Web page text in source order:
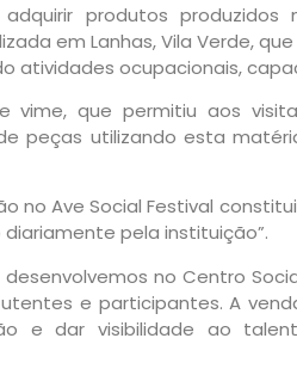
produtos
em Lanhas, Vila Verde,
atividades ocupacionais,
que permitiu aos
peças utilizando esta
no Ave Social Festival
pela instituição”.
no Centro
e participantes. A
e dar visibilidade ao